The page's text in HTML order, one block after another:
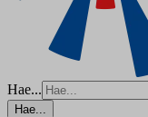
Hae...
Hae...